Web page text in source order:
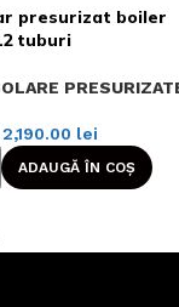
presurizat boiler
tuburi
2,190.00 lei
ADAUGĂ ÎN COȘ